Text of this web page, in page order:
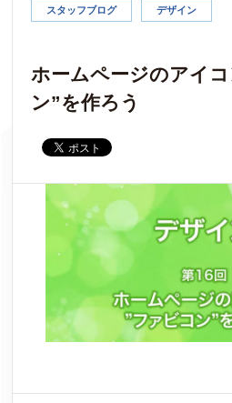
スタッフブログ デザイン
ホームページのアイ
ン”を作ろう